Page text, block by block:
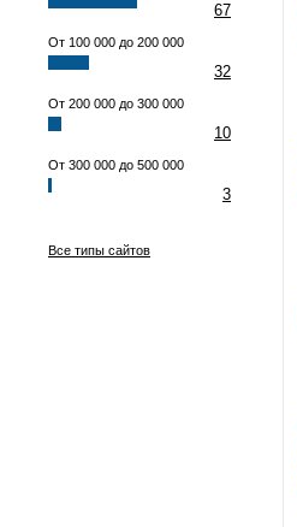
67
От 100 000 до 200 000
32
От 200 000 до 300 000
10
От 300 000 до 500 000
3
Все типы сайтов